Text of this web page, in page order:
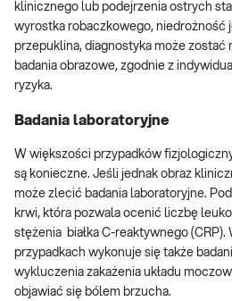
klinicznego lub podejrzenia ostrych
wyrostka robaczkowego, niedrożność
przepuklina, diagnostyka może zostać
badania obrazowe, zgodnie z
ryzyka.
Badania laboratoryjne
W większości przypadków
są konieczne. Jeśli jednak obraz
może zlecić badania laboratoryjne.
krwi, która pozwala ocenić liczbę
stężenia białka C-reaktywnego (CRP).
przypadkach wykonuje się także
wykluczenia zakażenia układu
objawiać się bólem brzucha.